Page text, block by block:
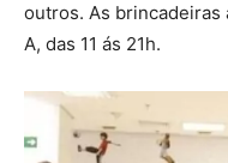
outros. As brincadeiras
A, das 11 ás 21h.